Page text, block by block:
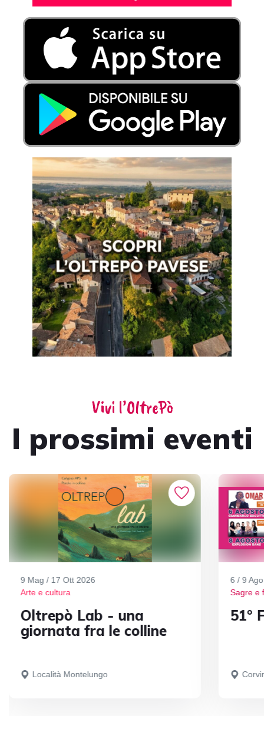
Vivi l’OltrePò
I prossimi eventi
9 Mag / 17 Ott 2026
Arte e cultura
Oltrepò Lab - una
giornata fra le colline
Località Montelungo
6 / 9
Sagre e
51°